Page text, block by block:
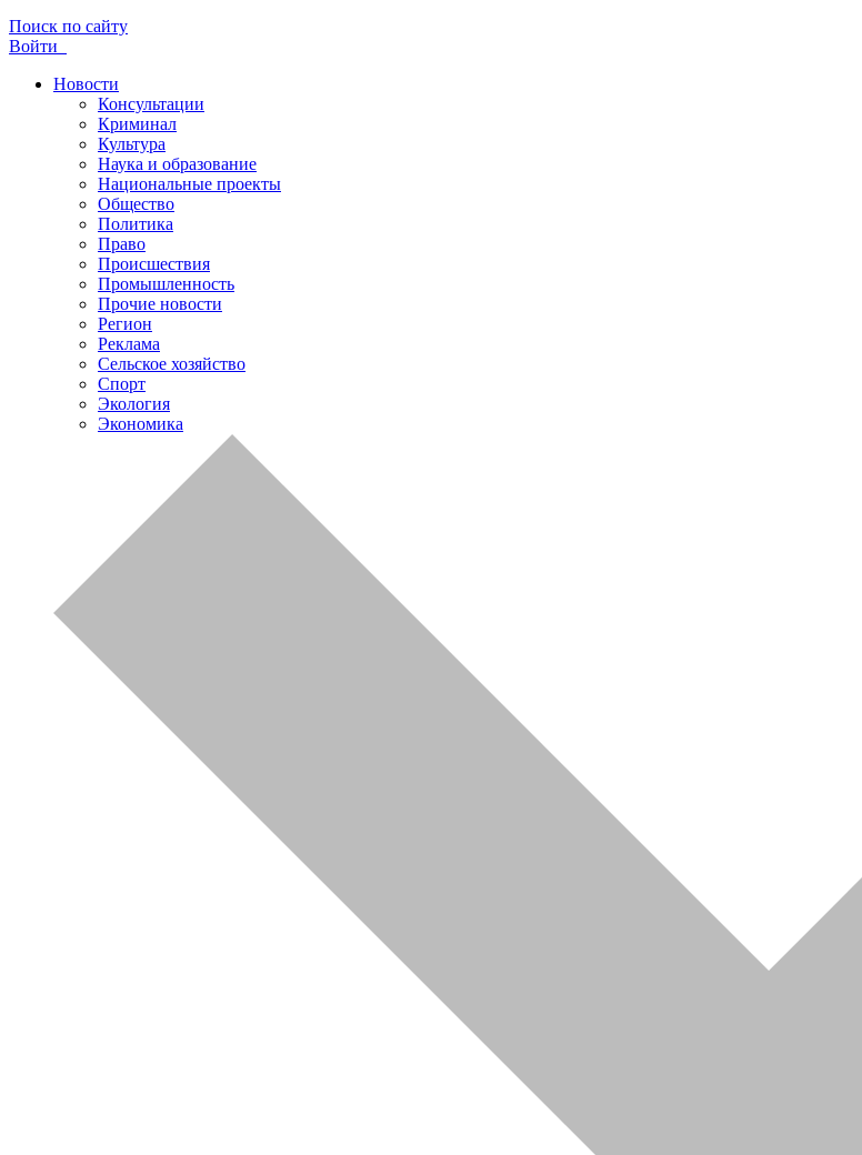
Поиск по сайту
Войти
Новости
Консультации
Криминал
Культура
Наука и образование
Национальные проекты
Общество
Политика
Право
Происшествия
Промышленность
Прочие новости
Регион
Реклама
Сельское хозяйство
Спорт
Экология
Экономика